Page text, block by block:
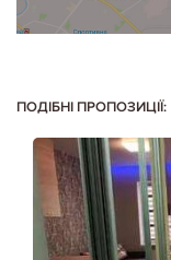
ПОДІБНІ ПРОПОЗИЦІЇ: